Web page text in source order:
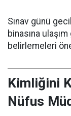
Sınav günü
binasına
belirlemeleri
Kimliğini
Nüfus